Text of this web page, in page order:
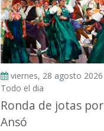
viernes, 28 agosto 2026
Todo el dia
Ronda de jotas por
Ansó